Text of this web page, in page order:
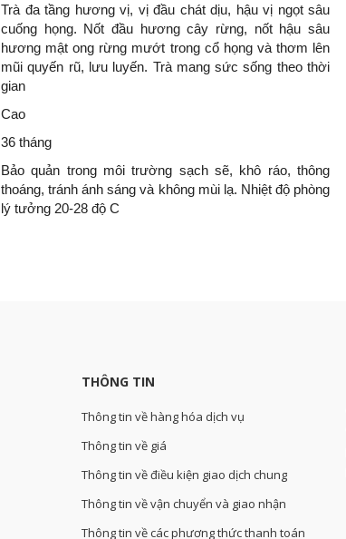
Trà đa tầng hương vị, vị đầu chát dịu, hậu vị ngọt sâu
cuống họng. Nốt đầu hương cây rừng, nốt hậu sâu
hương mật ong rừng mướt trong cổ họng và thơm lên
mũi quyến rũ, lưu luyến. Trà mang sức sống theo thời
gian
Cao
36 tháng
Bảo quản trong môi trường sạch sẽ, khô ráo, thông
thoáng, tránh ánh sáng và không mùi lạ. Nhiệt độ phòng
lý tưởng 20-28 độ C
THÔNG TIN
Thông tin về hàng hóa dịch vụ
Thông tin về giá
Thông tin về điều kiện giao dịch chung
Thông tin về vận chuyển và giao nhận
Thông tin về các phương thức thanh toán